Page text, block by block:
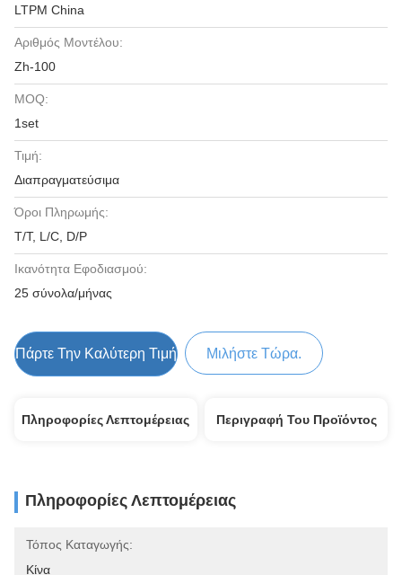
LTPM China
Αριθμός Μοντέλου:
Zh-100
MOQ:
1set
Τιμή:
Διαπραγματεύσιμα
Όροι Πληρωμής:
T/T, L/C, D/P
Ικανότητα Εφοδιασμού:
25 σύνολα/μήνας
Πάρτε Την Καλύτερη Τιμή Μιλήστε Τώρα.
Πληροφορίες Λεπτομέρειας Περιγραφή Του Προϊόντος
Πληροφορίες Λεπτομέρειας
Τόπος Καταγωγής:
Κίνα